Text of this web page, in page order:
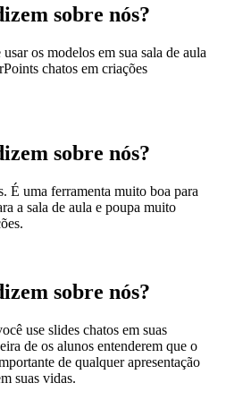
sobre nós?
os modelos em sua sala de aula
chatos em criações
sobre nós?
É uma ferramenta muito boa para
a sala de aula e poupa muito
sobre nós?
use slides chatos em suas
de os alunos entenderem que o
de qualquer apresentação
suas vidas.